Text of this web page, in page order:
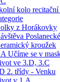
kolo recitační
z Horákovky
kroužek
Učíme se v
ve 3.D, 3.C
2. třídy - Venku